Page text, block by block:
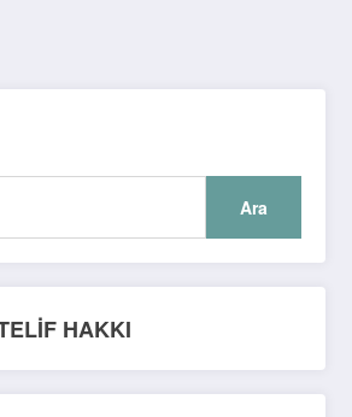
Ara
İF HAKKI